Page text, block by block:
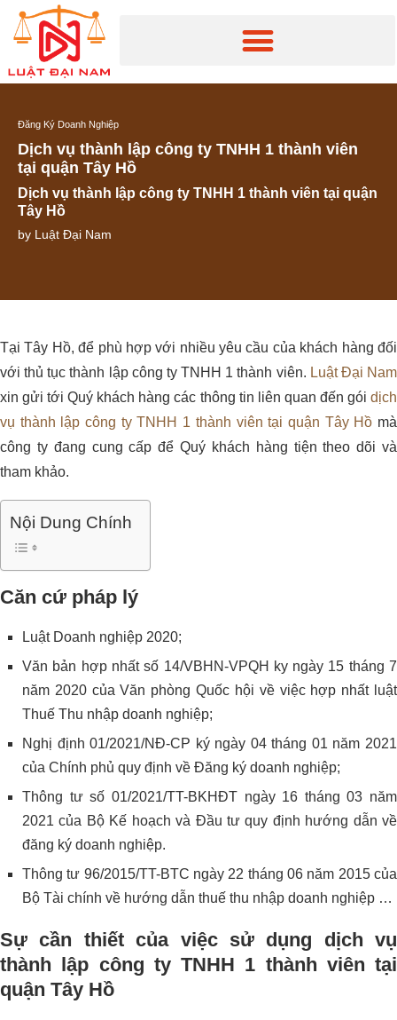
Đăng Ký Doanh Nghiệp
Dịch vụ thành lập công ty TNHH 1 thành viên
tại quận Tây Hồ
Dịch vụ thành lập công ty TNHH 1 thành viên tại quận
Tây Hồ
by Luật Đại Nam
Tại Tây Hồ, để phù hợp với nhiều yêu cầu của khách hàng đối
với thủ tục thành lập công ty TNHH 1 thành viên. Luật Đại Nam
xin gửi tới Quý khách hàng các thông tin liên quan đến gói dịch
vụ thành lập công ty TNHH 1 thành viên tại quận Tây Hồ mà
công ty đang cung cấp để Quý khách hàng tiện theo dõi và
tham khảo.
Nội Dung Chính
Căn cứ pháp lý
Luật Doanh nghiệp 2020;
Văn bản hợp nhất số 14/VBHN-VPQH ky ngày 15 tháng 7
năm 2020 của Văn phòng Quốc hội về việc hợp nhất luật
Thuế Thu nhập doanh nghiệp;
Nghị định 01/2021/NĐ-CP ký ngày 04 tháng 01 năm 2021
của Chính phủ quy định về Đăng ký doanh nghiệp;
Thông tư số 01/2021/TT-BKHĐT ngày 16 tháng 03 năm
2021 của Bộ Kế hoạch và Đầu tư quy định hướng dẫn về
đăng ký doanh nghiệp.
Thông tư 96/2015/TT-BTC ngày 22 tháng 06 năm 2015 của
Bộ Tài chính về hướng dẫn thuế thu nhập doanh nghiệp …
Sự cần thiết của việc sử dụng dịch vụ
thành lập công ty TNHH 1 thành viên tại
quận Tây Hồ